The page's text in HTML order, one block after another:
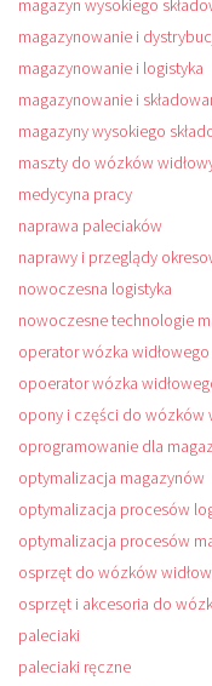
magazyn wysokiego
magazynowanie i
magazynowanie i logistyka
magazynowanie i
magazyny wysokiego
maszty do wózków
medycyna pracy
naprawa paleciaków
naprawy i przeglądy
nowoczesna logistyka
nowoczesne technologie
operator wózka widłowego
opoerator wózka
opony i części do wózków
oprogramowanie dla
optymalizacja magazynów
optymalizacja procesów
optymalizacja procesów
osprzęt do wózków
osprzęt i akcesoria do
paleciaki
paleciaki ręczne